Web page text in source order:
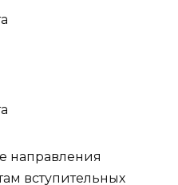
направления
вступительных